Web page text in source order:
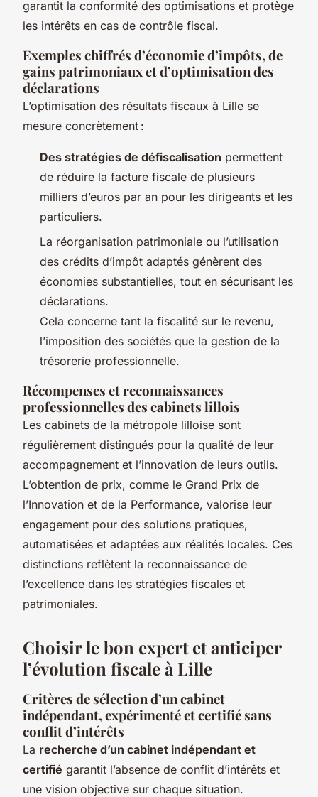
garantit la conformité des optimisations et protège
les intérêts en cas de contrôle fiscal.
Exemples chiffrés d’économie d’impôts, de
gains patrimoniaux et d’optimisation des
déclarations
L’optimisation des résultats fiscaux à Lille se
mesure concrètement :
Des stratégies de défiscalisation permettent
de réduire la facture fiscale de plusieurs
milliers d’euros par an pour les dirigeants et les
particuliers.
La réorganisation patrimoniale ou l’utilisation
des crédits d’impôt adaptés génèrent des
économies substantielles, tout en sécurisant les
déclarations.
Cela concerne tant la fiscalité sur le revenu,
l’imposition des sociétés que la gestion de la
trésorerie professionnelle.
Récompenses et reconnaissances
professionnelles des cabinets lillois
Les cabinets de la métropole lilloise sont
régulièrement distingués pour la qualité de leur
accompagnement et l’innovation de leurs outils.
L’obtention de prix, comme le Grand Prix de
l’Innovation et de la Performance, valorise leur
engagement pour des solutions pratiques,
automatisées et adaptées aux réalités locales. Ces
distinctions reflètent la reconnaissance de
l’excellence dans les stratégies fiscales et
patrimoniales.
Choisir le bon expert et anticiper
l’évolution fiscale à Lille
Critères de sélection d’un cabinet
indépendant, expérimenté et certifié sans
conflit d’intérêts
La recherche d’un cabinet indépendant et
certifié garantit l’absence de conflit d’intérêts et
une vision objective sur chaque situation.